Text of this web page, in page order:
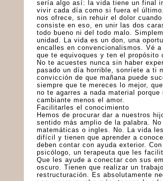
sería algo así: la vida tiene un final
vivir cada día como si fuera el
nos ofrece, sin rehuir el dolor
consiste en eso, en unir las dos
todo bueno ni del todo malo.
unidad. La vida es un don, una
encalles en convencionalismos. Vé
que te equivoques y ten el propósito
No te acuestes nunca sin haber
pasado un día horrible, sonríete a ti
convicción de que mañana puede
siempre que te mereces lo mejor,
no te agarres a nada material
cambiante menos el amor.
Facilitarles el conocimiento
Hemos de procurar dar a nuestros
sentido más amplio de la palabra.
matemáticas o ingles. No. La vida
difícil y tienen que aprender a
deben contar con ayuda exterior.
psicólogo, un terapeuta que les
Que les ayude a conectar con sus
oscuro. Tienen que realizar un
restructuración. Es absolutamente